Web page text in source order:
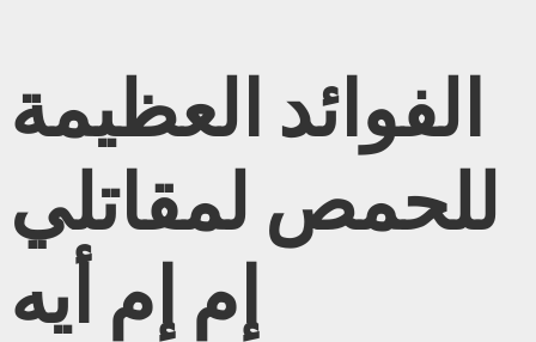
الفوائد العظيمة
للحمص لمقاتلي
إم إم أيه